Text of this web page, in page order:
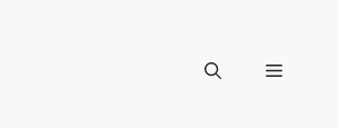
Menu